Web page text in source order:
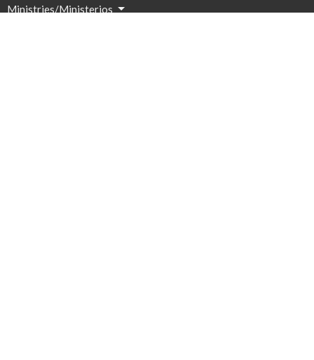
Ministries/Ministerios